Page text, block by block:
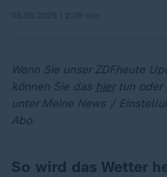
Wenn Sie unser ZDFheute
können Sie das hiertun oder
unter Meine News /
Abo.
So wird das Wetter